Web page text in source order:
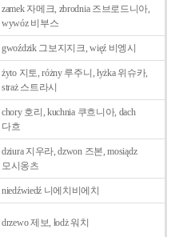
zamek 자메크, zbrodnia 즈브로드니아,
wywóz 비부스
gwoździk 그보지지크, więź 비엥시
żyto 지토, różny 루주니, łyżka 위슈카,
straż 스트라시
chory 호리, kuchnia 쿠흐니아, dach
다흐
dziura 지우라, dzwon 즈본, mosiądz
모시옹츠
niedźwiedź 니에치비에치
drzewo 제보, łodż 워치